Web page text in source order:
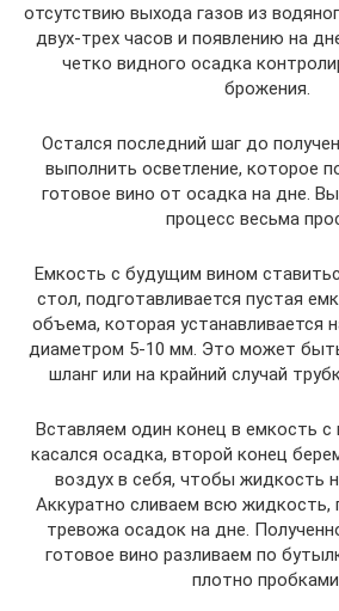
отсутствию выхода газов из
двух-трех часов и появлению на
четко видного осадка
брожения.
Остался последний шаг до
выполнить осветление, которое
готовое вино от осадка на дне.
процесс весьма
Емкость с будущим вином
стол, подготавливается пустая
объема, которая устанавливается
диаметром 5-10 мм. Это может
шланг или на крайний случай
Вставляем один конец в емкость
касался осадка, второй конец
воздух в себя, чтобы жидкость
Аккуратно сливаем всю жидкость,
тревожа осадок на дне.
готовое вино разливаем по
плотно пробками.